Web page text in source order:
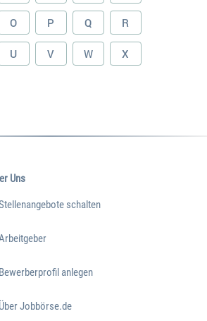
O P Q R
U V W X
Uns
schalten
Bewerberprofil anlegen
Über Jobbörse.de